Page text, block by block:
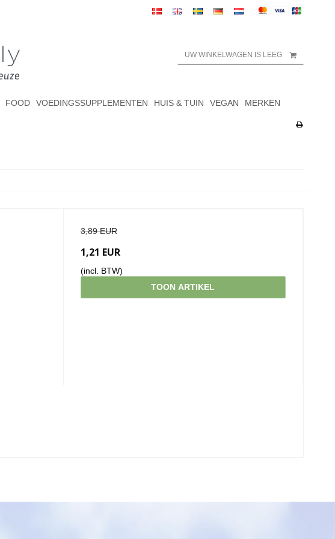
UW WINKELWAGEN IS LEEG
FOOD VOEDINGSSUPPLEMENTEN HUIS & TUIN VEGAN MERKEN
3,89 EUR
1,21 EUR
(incl. BTW)
TOON ARTIKEL